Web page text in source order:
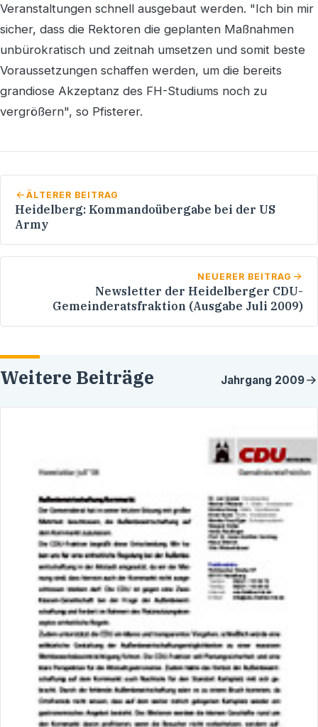
Veranstaltungen schnell ausgebaut werden. "Ich bin mir
sicher, dass die Rektoren die geplanten Maßnahmen
unbürokratisch und zeitnah umsetzen und somit beste
Voraussetzungen schaffen werden, um die bereits
grandiose Akzeptanz des FH-Studiums noch zu
vergrößern", so Pfisterer.
ÄLTERER BEITRAG
Heidelberg: Kommandoübergabe bei der US
Army
NEUERER BEITRAG
Newsletter der Heidelberger CDU-
Gemeinderatsfraktion (Ausgabe Juli 2009)
Weitere Beiträge Jahrgang 2009